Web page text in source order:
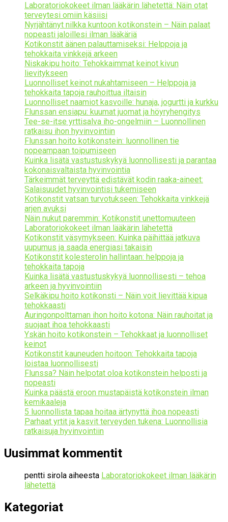
Laboratoriokokeet ilman lääkärin lähetettä: Näin otat
terveytesi omiin käsiisi
Nyrjähtänyt nilkka kuntoon kotikonstein – Näin palaat
nopeasti jaloillesi ilman lääkäriä
Kotikonstit äänen palauttamiseksi: Helppoja ja
tehokkaita vinkkejä arkeen
Niskakipu hoito: Tehokkaimmat keinot kivun
lievitykseen
Luonnolliset keinot nukahtamiseen – Helppoja ja
tehokkaita tapoja rauhoittua iltaisin
Luonnolliset naamiot kasvoille: hunaja, jogurtti ja kurkku
Flunssan ensiapu: kuumat juomat ja höyryhengitys
Tee-se-itse yrttisalva iho-ongelmiin – Luonnollinen
ratkaisu ihon hyvinvointiin
Flunssan hoito kotikonstein: luonnollinen tie
nopeampaan toipumiseen
Kuinka lisätä vastustuskykyä luonnollisesti ja parantaa
kokonaisvaltaista hyvinvointia
Tärkeimmät terveyttä edistävät kodin raaka-aineet:
Salaisuudet hyvinvointisi tukemiseen
Kotikonstit vatsan turvotukseen: Tehokkaita vinkkejä
arjen avuksi
Näin nukut paremmin: Kotikonstit unettomuuteen
Laboratoriokokeet ilman lääkärin lähetettä
Kotikonstit väsymykseen: Kuinka päihittää jatkuva
uupumus ja saada energiasi takaisin
Kotikonstit kolesterolin hallintaan: helppoja ja
tehokkaita tapoja
Kuinka lisätä vastustuskykyä luonnollisesti – tehoa
arkeen ja hyvinvointiin
Selkäkipu hoito kotikonsti – Näin voit lievittää kipua
tehokkaasti
Auringonpolttaman ihon hoito kotona: Näin rauhoitat ja
suojaat ihoa tehokkaasti
Yskän hoito kotikonstein – Tehokkaat ja luonnolliset
keinot
Kotikonstit kauneuden hoitoon: Tehokkaita tapoja
loistaa luonnollisesti
Flunssa? Näin helpotat oloa kotikonstein helposti ja
nopeasti
Kuinka päästä eroon mustapäistä kotikonstein ilman
kemikaaleja
5 luonnollista tapaa hoitaa ärtynyttä ihoa nopeasti
Parhaat yrtit ja kasvit terveyden tukena: Luonnollisia
ratkaisuja hyvinvointiin
Uusimmat kommentit
pentti sirola aiheesta Laboratoriokokeet ilman lääkärin
lähetettä
Kategoriat